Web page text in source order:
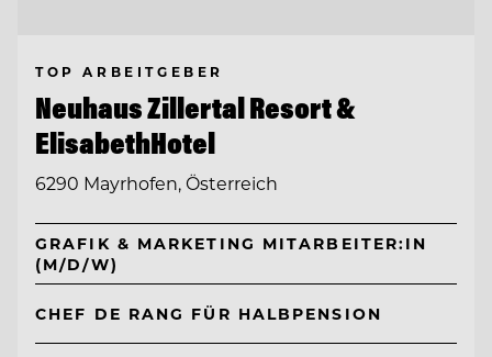
TOP ARBEITGEBER
Neuhaus Zillertal Resort &
ElisabethHotel
6290 Mayrhofen, Österreich
GRAFIK & MARKETING MITARBEITER:IN
(M/D/W)
CHEF DE RANG FÜR HALBPENSION